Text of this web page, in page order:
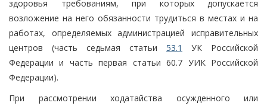
здоровья требованиям, при которых допускается
возложение на него обязанности трудиться в местах и на
работах, определяемых администрацией исправительных
центров (часть седьмая статьи 53.1
УК Российской
Федерации и часть первая статьи 60.7 УИК Российской
Федерации).
При рассмотрении ходатайства осужденного или